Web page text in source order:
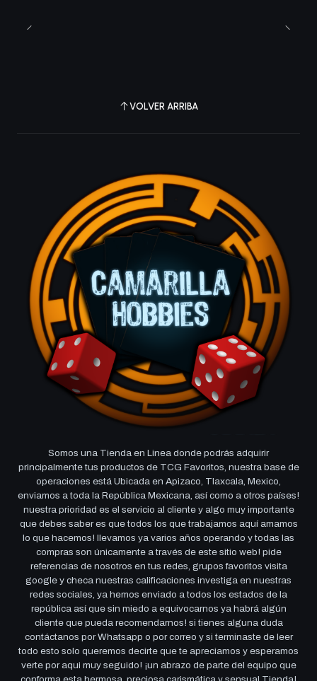
VOLVER ARRIBA
Somos una Tienda en Linea donde podrás adquirir
principalmente tus productos de TCG Favoritos, nuestra base de
operaciones está Ubicada en Apizaco, Tlaxcala, Mexico,
enviamos a toda la República Mexicana, así como a otros países!
nuestra prioridad es el servicio al cliente y algo muy importante
que debes saber es que todos los que trabajamos aquí amamos
lo que hacemos! llevamos ya varios años operando y todas las
compras son únicamente a través de este sitio web! pide
referencias de nosotros en tus redes, grupos favoritos visita
google y checa nuestras calificaciones investiga en nuestras
redes sociales, ya hemos enviado a todos los estados de la
república así que sin miedo a equivocarnos ya habrá algún
cliente que pueda recomendarnos! si tienes alguna duda
contáctanos por Whatsapp o por correo y si terminaste de leer
todo esto solo queremos decirte que te apreciamos y esperamos
verte por aqui muy seguido! ¡un abrazo de parte del equipo que